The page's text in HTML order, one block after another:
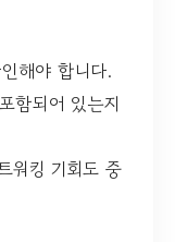
해야 합니다.
함되어 있는지
워킹 기회도 중